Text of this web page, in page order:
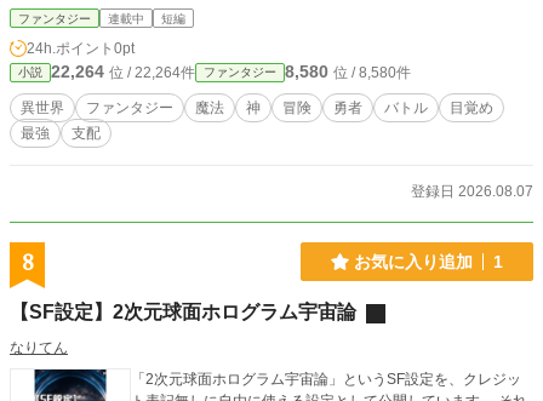
たことを龍神達は後悔し、七龍ナナに反旗を翻す。 のちに、その戦いは
龍神大戦（ドラゴイド・ウォーズ）と呼ばれた。 力を使い果たした龍神達と
七龍ナナは、己の身体に龍を封印できる封地人たちによって、それぞれ別の場所
に封印された。 時がたち、龍神達と七龍ナナの存在が徐々に薄れている
現代。 冒険家のミナト・ミミトは龍神達が残した大秘宝の龍玉（ドラゴイ
ド・オーブ）を探しに、存在が噂されているナガリコ村へにいた。 太陽が当
たる時間は、凶暴なモンスターのコカトリコなどから村を守り、夜間は、龍玉が
コがナガリコ村を襲う。 次、ミナトの前に姿を現したコカトリコに苦戦す
り返しぶつかったことで、山が削れ、洞窟ができ始める。 隙を見せないコカ
トリコのぶつかりで、後方の分厚い壁が崩れる。 あたり一面真っ暗な空間に
取り残されたミナトは、その場でクリスタルの中に封印された人間とドラゴンの
ハーフのモンスターを見つける。 コカトリコも真っ暗な空間に足を入れた
瞬間、クリスタルが発光する。 龍神 ファイアと名乗るモンスターは、一瞬
の引き換えに、異世界を教えた。 また、ファイアは七龍ナナが封印から目覚
めたことを伝え、異世界を守るための協力を求める。 承諾の握手をした両社
ファンタジー 連載中 短編
24h.ポイント 0pt
小説 22,264 位 / 22,264件 ファンタジー 8,580 位 / 8,580件
異世界 ファンタジー 魔法 神 冒険 勇者 バトル
目覚め
最強
支配
登録日 2026.08.07
8 お気に入り追加 1
【SF設定】2次元球面ホログラム宇宙論
なりてん
「2次元球面ホログラム宇宙論」というSF設定を、クレジッ